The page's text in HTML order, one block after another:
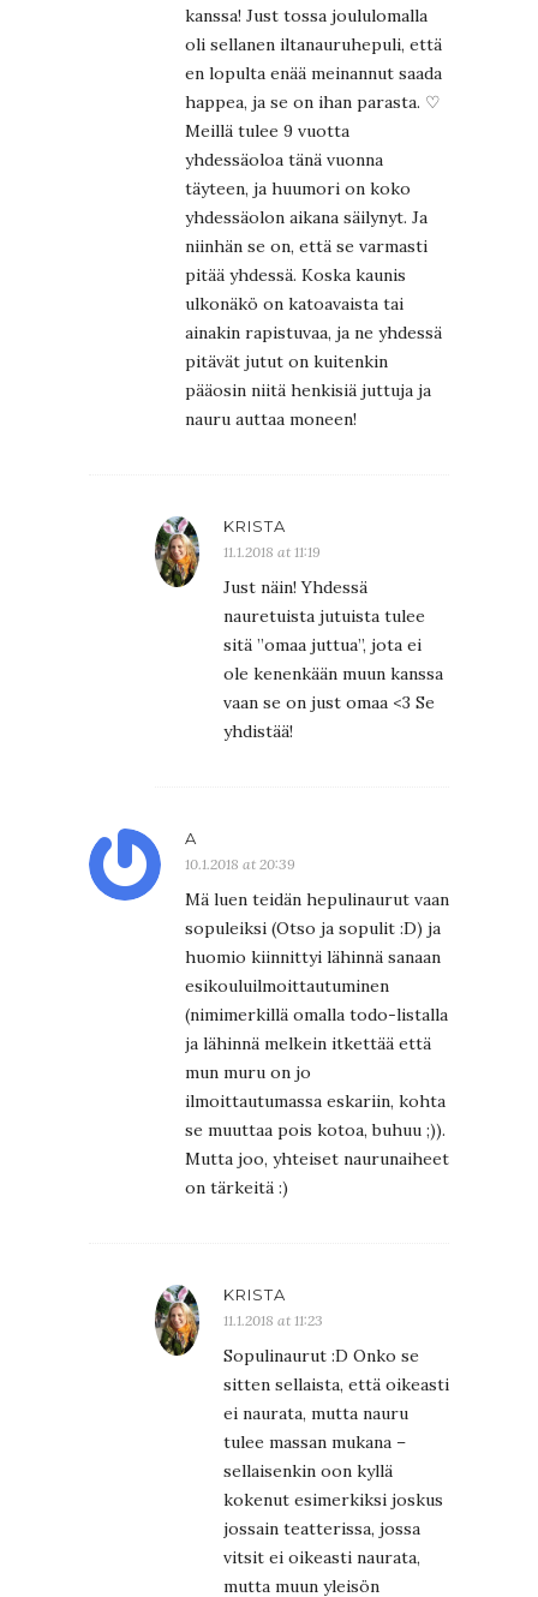
kanssa! Just tossa joululomalla
oli sellanen iltanauruhepuli, että
en lopulta enää meinannut saada
happea, ja se on ihan parasta. ♡
Meillä tulee 9 vuotta
yhdessäoloa tänä vuonna
täyteen, ja huumori on koko
yhdessäolon aikana säilynyt. Ja
niinhän se on, että se varmasti
pitää yhdessä. Koska kaunis
ulkonäkö on katoavaista tai
ainakin rapistuvaa, ja ne yhdessä
pitävät jutut on kuitenkin
pääosin niitä henkisiä juttuja ja
nauru auttaa moneen!
KRISTA
11.1.2018 at 11:19
Just näin! Yhdessä
nauretuista jutuista tulee
sitä ”omaa juttua”, jota ei
ole kenenkään muun kanssa
vaan se on just omaa <3 Se
yhdistää!
A
10.1.2018 at 20:39
Mä luen teidän hepulinaurut vaan
sopuleiksi (Otso ja sopulit :D) ja
huomio kiinnittyi lähinnä sanaan
esikouluilmoittautuminen
(nimimerkillä omalla todo-listalla
ja lähinnä melkein itkettää että
mun muru on jo
ilmoittautumassa eskariin, kohta
se muuttaa pois kotoa, buhuu ;)).
Mutta joo, yhteiset naurunaiheet
on tärkeitä :)
KRISTA
11.1.2018 at 11:23
Sopulinaurut :D Onko se
sitten sellaista, että oikeasti
ei naurata, mutta nauru
tulee massan mukana –
sellaisenkin oon kyllä
kokenut esimerkiksi joskus
jossain teatterissa, jossa
vitsit ei oikeasti naurata,
mutta muun yleisön